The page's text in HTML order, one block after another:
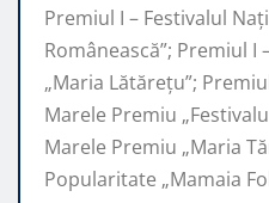
Premiul I – Festivalul
Românească”; Premiul I
„Maria Lătărețu”;
Marele Premiu
Marele Premiu „Maria
Popularitate „Mamaia